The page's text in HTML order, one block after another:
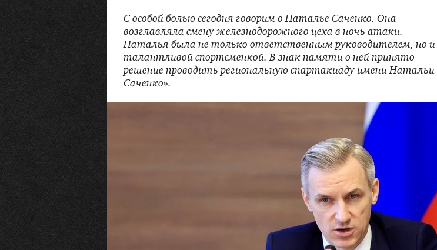
С особой болью сегодня говорим о Наталье Саченко. Она
возглавляла смену железнодорожного цеха в ночь атаки.
Наталья была не только ответственным руководителем, но и
талантливой спортсменкой. В знак памяти о ней принято
решение проводить региональную спартакиаду имени Натальи
Саченко».